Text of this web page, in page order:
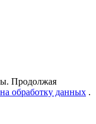
Продолжая
обработку данных .